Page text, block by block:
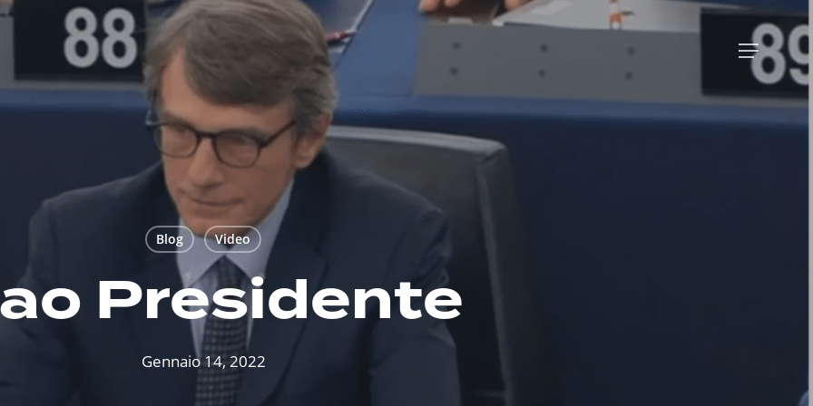
Menu
Blog Video
Presidente
Gennaio 14, 2022